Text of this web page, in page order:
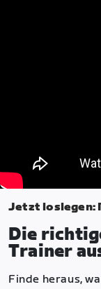
Jetzt loslegen:
Die
Trainer
Finde heraus,